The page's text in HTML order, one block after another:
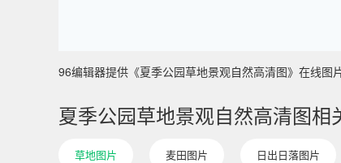
96编辑器提供《夏季公园草地景观自然高清图》在线图
夏季公园草地景观自然高清图相
草地图片 麦田图片 日出日落图片